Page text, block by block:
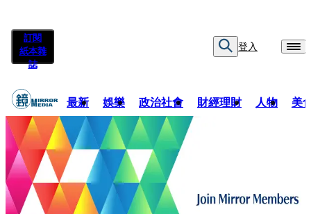
訂閱
紙本雜
誌
登入
最新 娛樂 政治社會 財經理財 人物 美